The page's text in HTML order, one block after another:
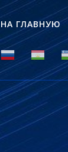
НА ГЛАВНУЮ